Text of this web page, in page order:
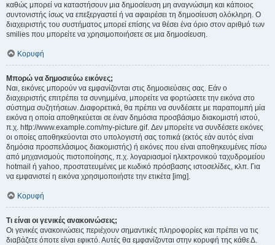
καθώς μπορεί να καταστήσουν μια δημοσίευση μη αναγνώσιμη και κάποιος
συντονιστής ίσως να επεξεργαστεί ή να αφαιρέσει τη δημοσίευση ολόκληρη. Ο
διαχειριστής του συστήματος μπορεί επίσης να θέσει ένα όριο στον αριθμό των
smilies που μπορείτε να χρησιμοποιήσετε σε μια δημοσίευση.
Κορυφή
Μπορώ να δημοσιεύω εικόνες;
Ναι, εικόνες μπορούν να εμφανίζονται στις δημοσιεύσεις σας. Εάν ο
διαχειριστής επιτρέπει τα συνημμένα, μπορείτε να φορτώσετε την εικόνα στο
σύστημα συζητήσεων. Διαφορετικά, θα πρέπει να συνδέσετε με παραπομπή μία
εικόνα η οποία αποθηκεύεται σε έναν δημόσια προσβάσιμο διακομιστή ιστού,
π.χ. http://www.example.com/my-picture.gif. Δεν μπορείτε να συνδέσετε εικόνες
οι οποίες αποθηκεύονται στο υπολογιστή σας τοπικά (εκτός εάν αυτός είναι
δημόσια προσπελάσιμος διακομιστής) ή εικόνες που είναι αποθηκευμένες πίσω
από μηχανισμούς πιστοποίησης, π.χ. λογαριασμοί ηλεκτρονικού ταχυδρομείου
hotmail ή yahoo, προστατευμένες με κωδικό πρόσβασης ιστοσελίδες, κλπ. Για
να εμφανιστεί η εικόνα χρησιμοποιήστε την ετικέτα [img].
Κορυφή
Τι είναι οι γενικές ανακοινώσεις;
Οι γενικές ανακοινώσεις περιέχουν σημαντικές πληροφορίες και πρέπει να τις
διαβάζετε όποτε είναι εφικτό. Αυτές θα εμφανίζονται στην κορυφή της κάθε Δ.